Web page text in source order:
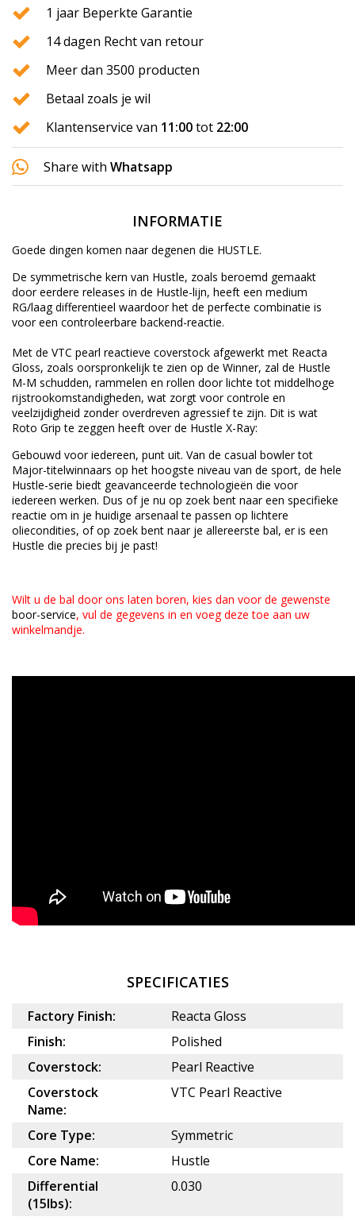
1 jaar Beperkte Garantie
14 dagen Recht van retour
Meer dan 3500 producten
Betaal zoals je wil
Klantenservice van 11:00tot 22:00
Share with Whatsapp
INFORMATIE
Goede dingen komen naar degenen die HUSTLE.
De symmetrische kern van Hustle, zoals beroemd gemaakt
door eerdere releases in de Hustle-lijn, heeft een medium
RG/laag differentieel waardoor het de perfecte combinatie is
voor een controleerbare backend-reactie.
Met de VTC pearl reactieve coverstock afgewerkt met Reacta
Gloss, zoals oorspronkelijk te zien op de Winner, zal de Hustle
M-M schudden, rammelen en rollen door lichte tot middelhoge
rijstrookomstandigheden, wat zorgt voor controle en
veelzijdigheid zonder overdreven agressief te zijn. Dit is wat
Roto Grip te zeggen heeft over de Hustle X-Ray:
Gebouwd voor iedereen, punt uit. Van de casual bowler tot
Major-titelwinnaars op het hoogste niveau van de sport, de hele
Hustle-serie biedt geavanceerde technologieën die voor
iedereen werken. Dus of je nu op zoek bent naar een specifieke
reactie om in je huidige arsenaal te passen op lichtere
oliecondities, of op zoek bent naar je allereerste bal, er is een
Hustle die precies bij je past!
Wilt u de bal door ons laten boren, kies dan voor de gewenste
boor-service, vul de gegevens in en voeg deze toe aan uw
winkelmandje.
SPECIFICATIES
Factory Finish:
Reacta Gloss
Finish:
Polished
Coverstock:
Pearl Reactive
Coverstock
Name:
VTC Pearl Reactive
Core Type:
Symmetric
Core Name:
Hustle
Differential
(15lbs):
0.030